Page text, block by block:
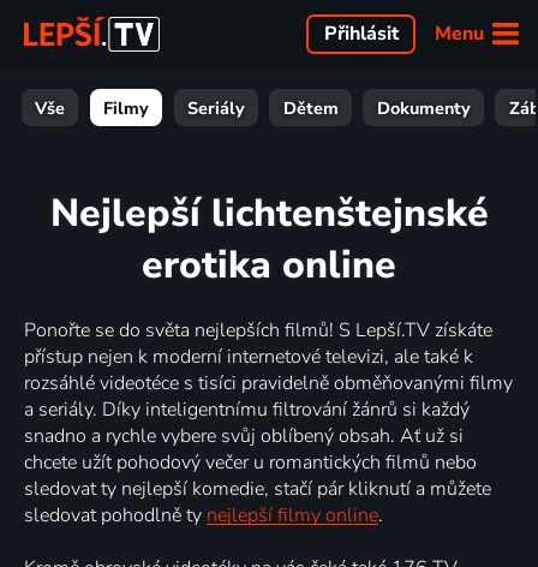
Menu
Přihlásit
Vše Filmy Seriály Dětem Dokumenty
Nejlepší lichtenštejnské
erotika online
Ponořte se do světa nejlepších filmů! S Lepší.TV získáte
přístup nejen k moderní internetové televizi, ale také k
rozsáhlé videotéce s tisíci pravidelně obměňovanými filmy
a seriály. Díky inteligentnímu filtrování žánrů si každý
snadno a rychle vybere svůj oblíbený obsah. Ať už si
chcete užít pohodový večer u romantických filmů nebo
sledovat ty nejlepší komedie, stačí pár kliknutí a můžete
sledovat pohodlně ty nejlepší filmy online.